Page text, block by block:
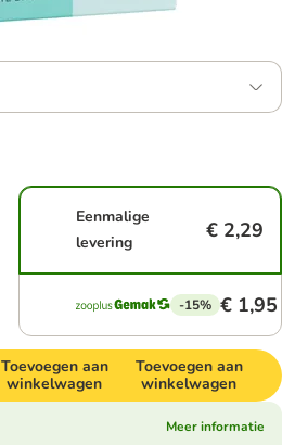
Eenmalige
levering
€ 2,29
-15% € 1,95
Toevoegen aan
winkelwagen
Toevoegen aan
winkelwagen
Meer informatie